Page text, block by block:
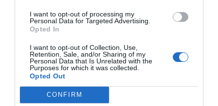
I want to opt-out of processing my
Personal Data for Targeted Advertising.
Opted In
I want to opt-out of Collection, Use,
Retention, Sale, and/or Sharing of my
Personal Data that Is Unrelated with the
Purposes for which it was collected.
Opted Out
CONFIRM
Pese a los esfuerzos realizados durante la asistencia,
los sanitarios no pudieron revertir la parada y
confirmaron el fallecimiento de la mujer, de 60 años